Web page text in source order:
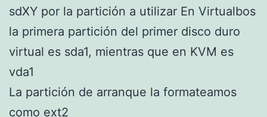
sdXY por la partición a utilizar En Virtualbos
la primera partición del primer disco duro
virtual es sda1, mientras que en KVM es
vda1
La partición de arranque la formateamos
como ext2